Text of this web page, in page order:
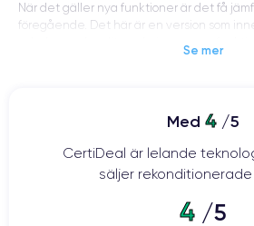
När det gäller nya funktioner är det få
föregående. Det här är en version som
och där med en liten ökning av nya
fortfarande bland de bästa bland 5-tums
föredrar vissa användare den framför
den är billigare och den har ingen skåra
iPhone 8: dess
Se mer
Med 4 /5
CertiDeal är lelande
säljer rekonditionerade
4 /5